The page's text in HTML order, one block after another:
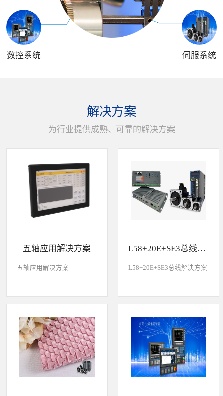
数控系统 伺服系统
解决方案
为行业提供成熟、可靠的解决方案
五轴应用解决方案
五轴应用解决方案
L58+20E+SE3总线解决方案
L58+20E+SE3总线解决方案